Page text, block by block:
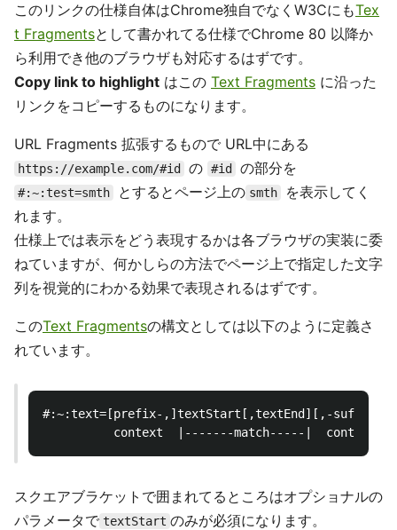
このリンクの仕様自体はChrome独自でなくW3CにもTex
t Fragmentsとして書かれてる仕様でChrome 80 以降か
ら利用でき他のブラウザも対応するはずです。
Copy link to highlight はこの Text Fragments に沿った
リンクをコピーするものになります。
URL Fragments 拡張するもので URL中にある
https://example.com/#id の #id の部分を
#:~:test=smth とするとページ上の smth
を表示してく
れます。
仕様上では表示をどう表現するかは各ブラウザの実装に委
ねていますが、何かしらの方法でページ上で指定した文字
列を視覚的にわかる効果で表現されるはずです。
このText Fragmentsの構文としては以下のように定義さ
れています。
#:~:text=[prefix-,]textStart[,textEnd][,-suffix]
スクエアブラケットで囲まれてるところはオプショナルの
パラメータで textStart のみが必須になります。